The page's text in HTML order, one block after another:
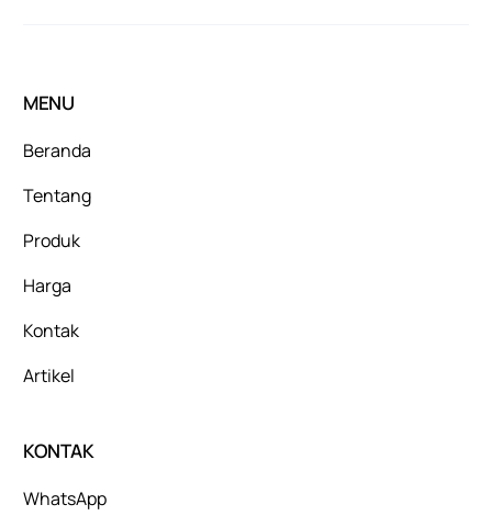
MENU
Beranda
Tentang
Produk
Harga
Kontak
Artikel
KONTAK
WhatsApp